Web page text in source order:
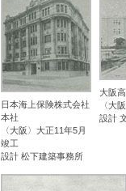
日本海上保険株式会社
本社
〈大阪〉大正11年5月
竣工
設計 松下建築事務所
大阪
〈大
設計